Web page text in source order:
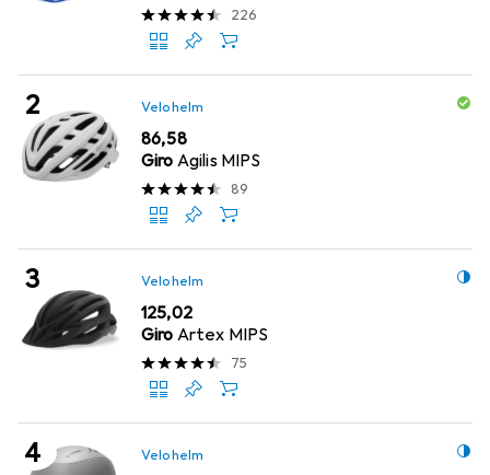
226
Velohelm
EUR
86,58
Giro Agilis MIPS
89
Velohelm
EUR
125,02
Giro Artex MIPS
75
Velohelm